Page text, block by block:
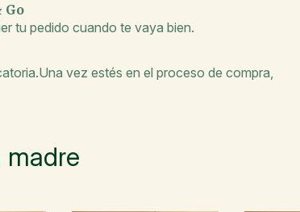
Go
tu pedido cuando te vaya bien.
vez estés en el proceso de compra,
madre